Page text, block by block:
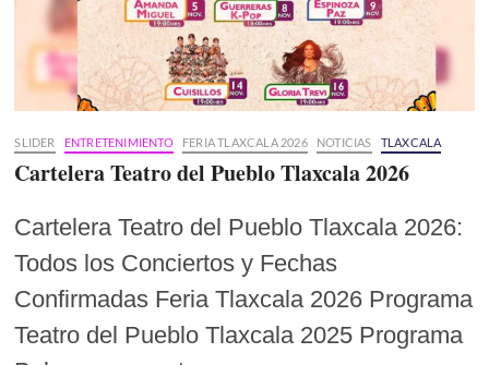
SLIDER ENTRETENIMIENTO FERIA TLAXCALA 2026 NOTICIAS TLAXCALA
Cartelera Teatro del Pueblo Tlaxcala 2026
Cartelera Teatro del Pueblo Tlaxcala 2026:
Todos los Conciertos y Fechas
Confirmadas Feria Tlaxcala 2026 Programa
Teatro del Pueblo Tlaxcala 2025 Programa